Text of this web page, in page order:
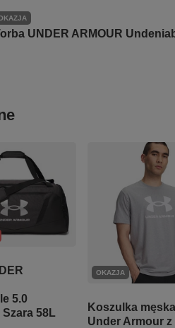
UNDER ARMOUR
5.0
Szara 58L
OKAZJA
Koszulka męska
Under Armour z